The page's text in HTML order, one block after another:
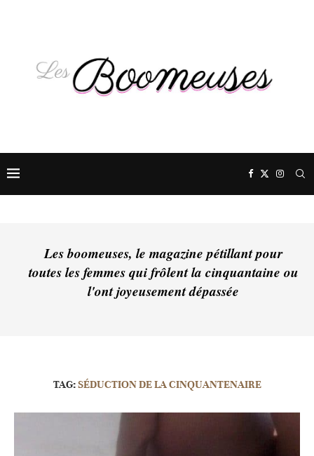
Les boomeuses, le magazine pétillant pour
toutes les femmes qui frôlent la cinquantaine ou
l'ont joyeusement dépassée
TAG:SÉDUCTION DE LA CINQUANTENAIRE